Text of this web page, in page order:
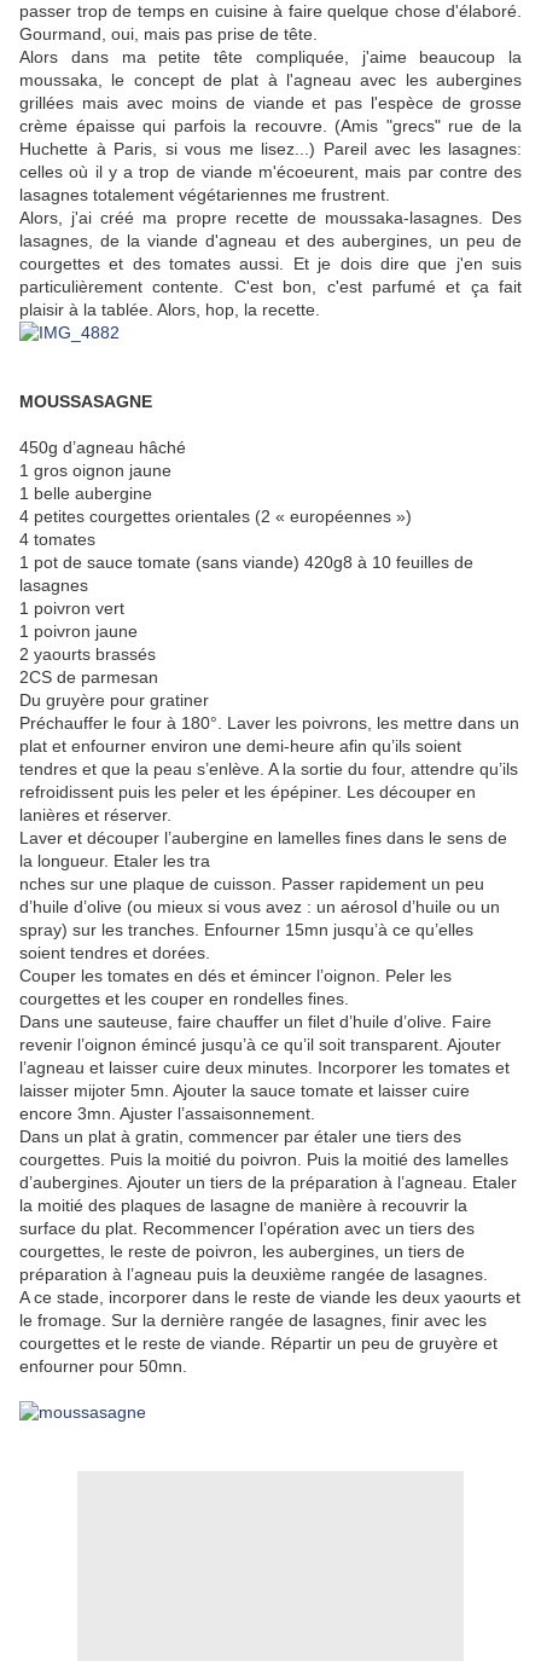
passer trop de temps en cuisine à faire quelque chose d'élaboré.
Gourmand, oui, mais pas prise de tête.
Alors dans ma petite tête compliquée, j'aime beaucoup la
moussaka, le concept de plat à l'agneau avec les aubergines
grillées mais avec moins de viande et pas l'espèce de grosse
crème épaisse qui parfois la recouvre. (Amis "grecs" rue de la
Huchette à Paris, si vous me lisez...) Pareil avec les lasagnes:
celles où il y a trop de viande m'écoeurent, mais par contre des
lasagnes totalement végétariennes me frustrent.
Alors, j'ai créé ma propre recette de moussaka-lasagnes. Des
lasagnes, de la viande d'agneau et des aubergines, un peu de
courgettes et des tomates aussi. Et je dois dire que j'en suis
particulièrement contente. C'est bon, c'est parfumé et ça fait
plaisir à la tablée. Alors, hop, la recette.
MOUSSASAGNE
450g d’agneau hâché
1 gros oignon jaune
1 belle aubergine
4 petites courgettes orientales (2 « européennes »)
4 tomates
1 pot de sauce tomate (sans viande) 420g8 à 10 feuilles de
lasagnes
1 poivron vert
1 poivron jaune
2 yaourts brassés
2CS de parmesan
Du gruyère pour gratiner
Préchauffer le four à 180°. Laver les poivrons, les mettre dans un
plat et enfourner environ une demi-heure afin qu’ils soient
tendres et que la peau s’enlève. A la sortie du four, attendre qu’ils
refroidissent puis les peler et les épépiner. Les découper en
lanières et réserver.
Laver et découper l’aubergine en lamelles fines dans le sens de
la longueur. Etaler les tra
nches sur une plaque de cuisson. Passer rapidement un peu
d’huile d’olive (ou mieux si vous avez : un aérosol d’huile ou un
spray) sur les tranches. Enfourner 15mn jusqu’à ce qu’elles
soient tendres et dorées.
Couper les tomates en dés et émincer l’oignon. Peler les
courgettes et les couper en rondelles fines.
Dans une sauteuse, faire chauffer un filet d’huile d’olive. Faire
revenir l’oignon émincé jusqu’à ce qu’il soit transparent. Ajouter
l’agneau et laisser cuire deux minutes. Incorporer les tomates et
laisser mijoter 5mn. Ajouter la sauce tomate et laisser cuire
encore 3mn. Ajuster l’assaisonnement.
Dans un plat à gratin, commencer par étaler une tiers des
courgettes. Puis la moitié du poivron. Puis la moitié des lamelles
d’aubergines. Ajouter un tiers de la préparation à l’agneau. Etaler
la moitié des plaques de lasagne de manière à recouvrir la
surface du plat. Recommencer l’opération avec un tiers des
courgettes, le reste de poivron, les aubergines, un tiers de
préparation à l’agneau puis la deuxième rangée de lasagnes.
A ce stade, incorporer dans le reste de viande les deux yaourts et
le fromage. Sur la dernière rangée de lasagnes, finir avec les
courgettes et le reste de viande. Répartir un peu de gruyère et
enfourner pour 50mn.